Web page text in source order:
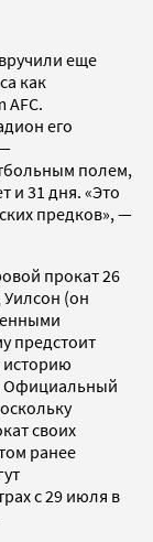
еще
как
AFC.
его
полем,
и 31 дня. «Это
предков», —
прокат 26
Уилсон (он
предстоит
историю
Официальный
своих
ранее
с 29 июля в